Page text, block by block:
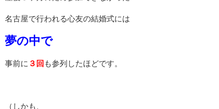
名古屋で行われる心友の結婚式には
夢の中で
事前に ３回も参列したほどです。
（しかも、